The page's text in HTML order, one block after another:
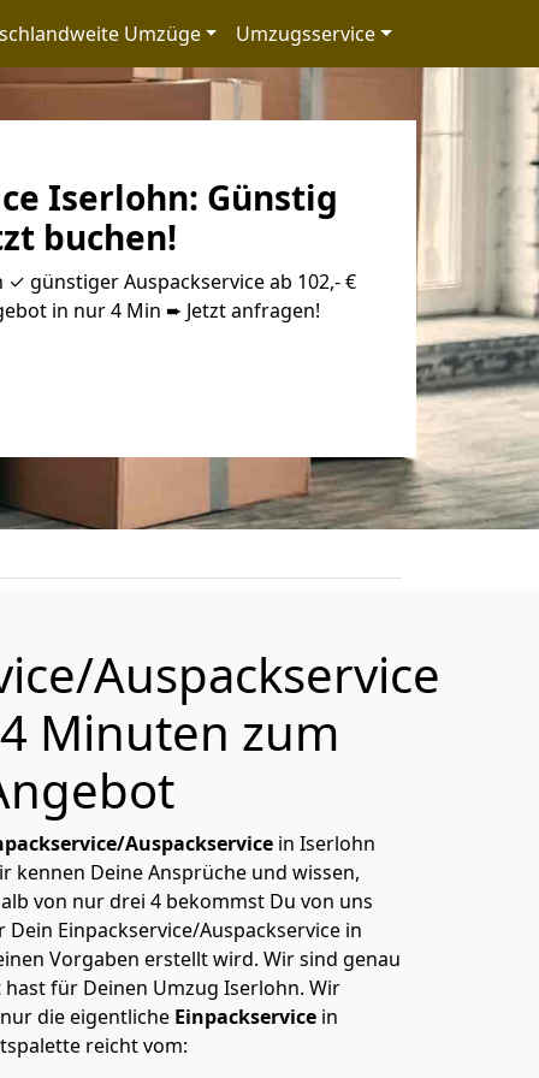
Umzüge Umzugsservice
Iserlohn: Günstig
buchen!
✓ günstiger Auspackservice ab 102,- €
in nur 4 Min ➨ Jetzt anfragen!
Auspackservice
Minuten zum
Auspackservice in Iserlohn
kennen Deine Ansprüche und wissen,
von nur drei 4 bekommst Du von uns
Einpackservice/Auspackservice in
Vorgaben erstellt wird. Wir sind genau
für Deinen Umzug Iserlohn. Wir
die eigentliche Einpackservice in
reicht vom: